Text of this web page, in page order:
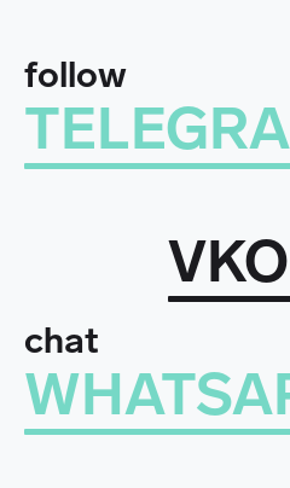
follow
chat